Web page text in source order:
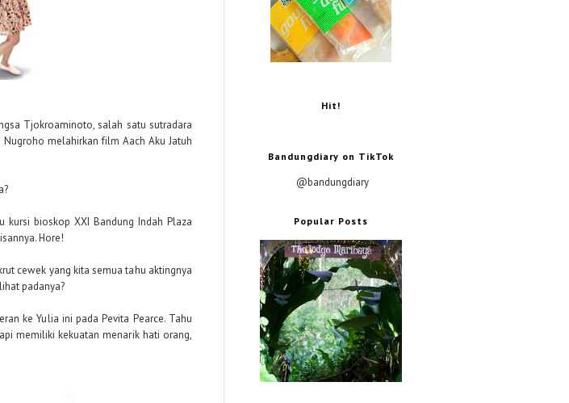
Tjokroaminoto, salah satu sutradara
melahirkan film Aach Aku Jatuh
kursi bioskop XXI Bandung Indah Plaza
Hore!
cewek yang kita semua tahu aktingnya
padanya?
ke Yulia ini pada Pevita Pearce. Tahu
memiliki kekuatan menarik hati orang,
Hit!
Bandungdiary on TikTok
@bandungdiary
Popular Posts